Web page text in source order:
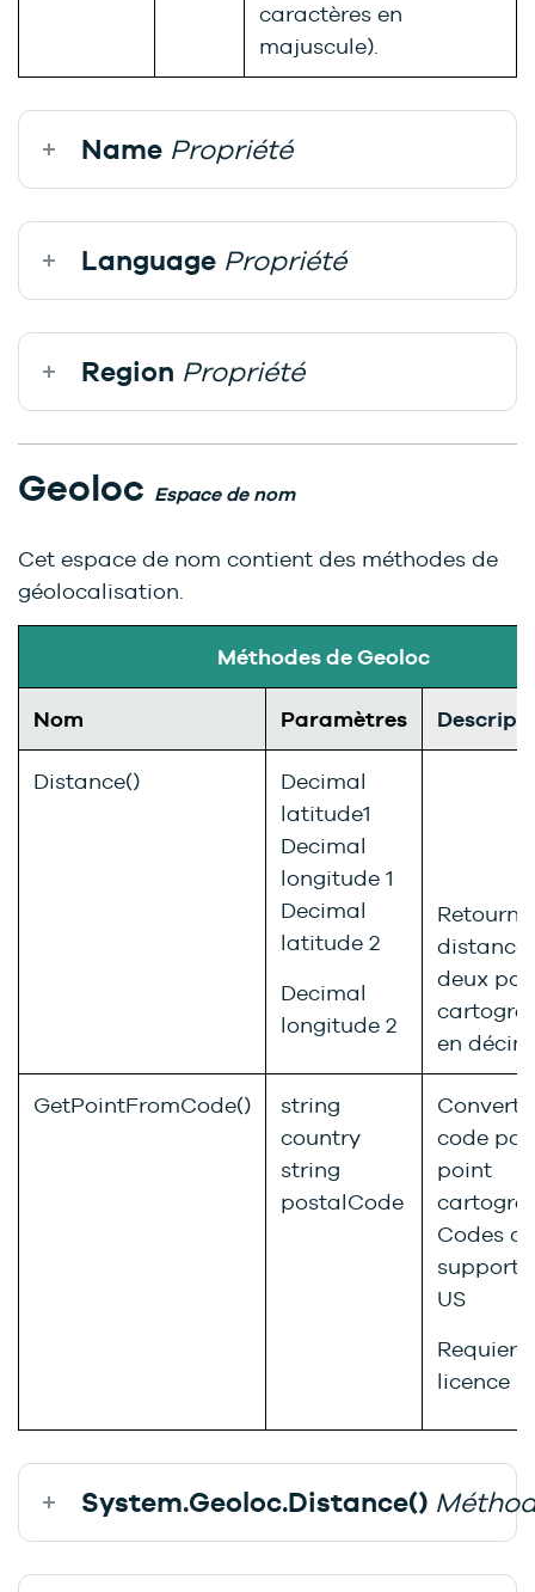
caractères en
majuscule).
Name Propriété
Language Propriété
Region Propriété
Geoloc Espace de nom
Cet espace de nom contient des méthodes de
géolocalisation.
Méthodes de Geoloc
Nom Paramètres
Distance()
Decimal
latitude1
Decimal
longitude 1
Decimal
latitude 2
Decimal
longitude 2
distance
deux
en
GetPointFromCode()
string
country
string
postalCode
code
point
Codes
US
Requiert
licence
System.Geoloc.Distance()